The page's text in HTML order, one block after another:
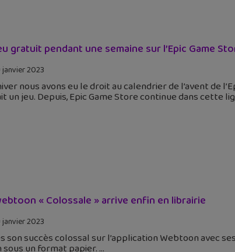
gratuit pendant une semaine sur l’Epic Game
janvier 2023
nous avons eu le droit au calendrier de l’avent de
un jeu. Depuis, Epic Game Store continue dans cette
« Colossale » arrive enfin en librairie
janvier 2023
son succès colossal sur l’application Webtoon avec
un format papier.